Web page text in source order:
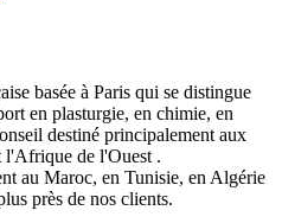
basée à Paris qui se distingue
en plasturgie, en chimie, en
destiné principalement aux
l'Afrique de l'Ouest .
au Maroc, en Tunisie, en Algérie
près de nos clients.